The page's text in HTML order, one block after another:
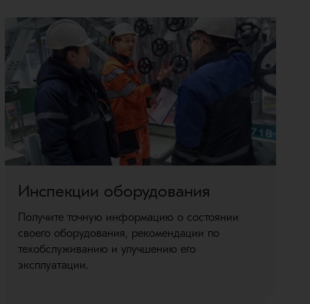
Инспекции оборудования
Получите точную информацию о состоянии
своего оборудования, рекомендации по
техобслуживанию и улучшению его
эксплуатации.